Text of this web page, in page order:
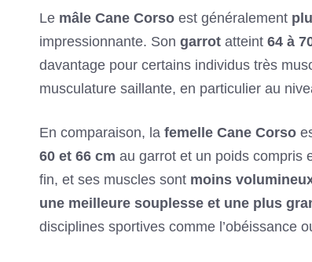
Le mâle Cane Corsoest généralement
impressionnante. Son garrotatteint 64 à
davantage pour certains individus très
musculature saillante, en particulier au
En comparaison, la femelle Cane Corso
60 et 66 cm au garrot et un poids compris
fin, et ses muscles sont moins
une meilleure souplesse et une plus
disciplines sportives comme l’obéissance